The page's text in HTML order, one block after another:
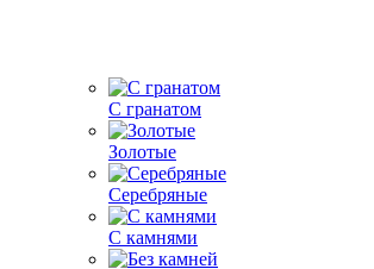
С гранатом
Золотые
Серебряные
С камнями